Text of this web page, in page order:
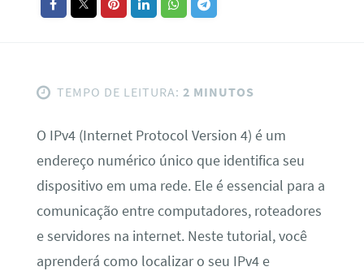
TEMPO DE LEITURA: 2 MINUTOS
O IPv4 (Internet Protocol Version 4) é um
endereço numérico único que identifica seu
dispositivo em uma rede. Ele é essencial para a
comunicação entre computadores, roteadores
e servidores na internet. Neste tutorial, você
aprenderá como localizar o seu IPv4 e